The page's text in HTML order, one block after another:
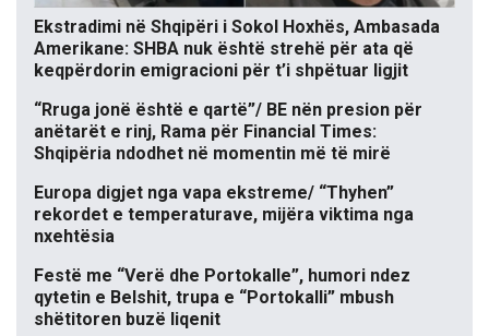
Ekstradimi në Shqipëri i Sokol Hoxhës, Ambasada
Amerikane: SHBA nuk është strehë për ata që
keqpërdorin emigracioni për t’i shpëtuar ligjit
“Rruga jonë është e qartë”/ BE nën presion për
anëtarët e rinj, Rama për Financial Times:
Shqipëria ndodhet në momentin më të mirë
Europa digjet nga vapa ekstreme/ “Thyhen”
rekordet e temperaturave, mijëra viktima nga
nxehtësia
Festë me “Verë dhe Portokalle”, humori ndez
qytetin e Belshit, trupa e “Portokalli” mbush
shëtitoren buzë liqenit